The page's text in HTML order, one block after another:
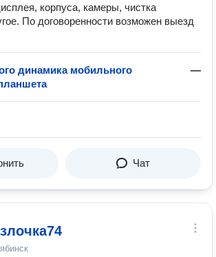
корпуса, камеры, чистка
По договоренности возможен выезд
динамика мобильного
—
Чат